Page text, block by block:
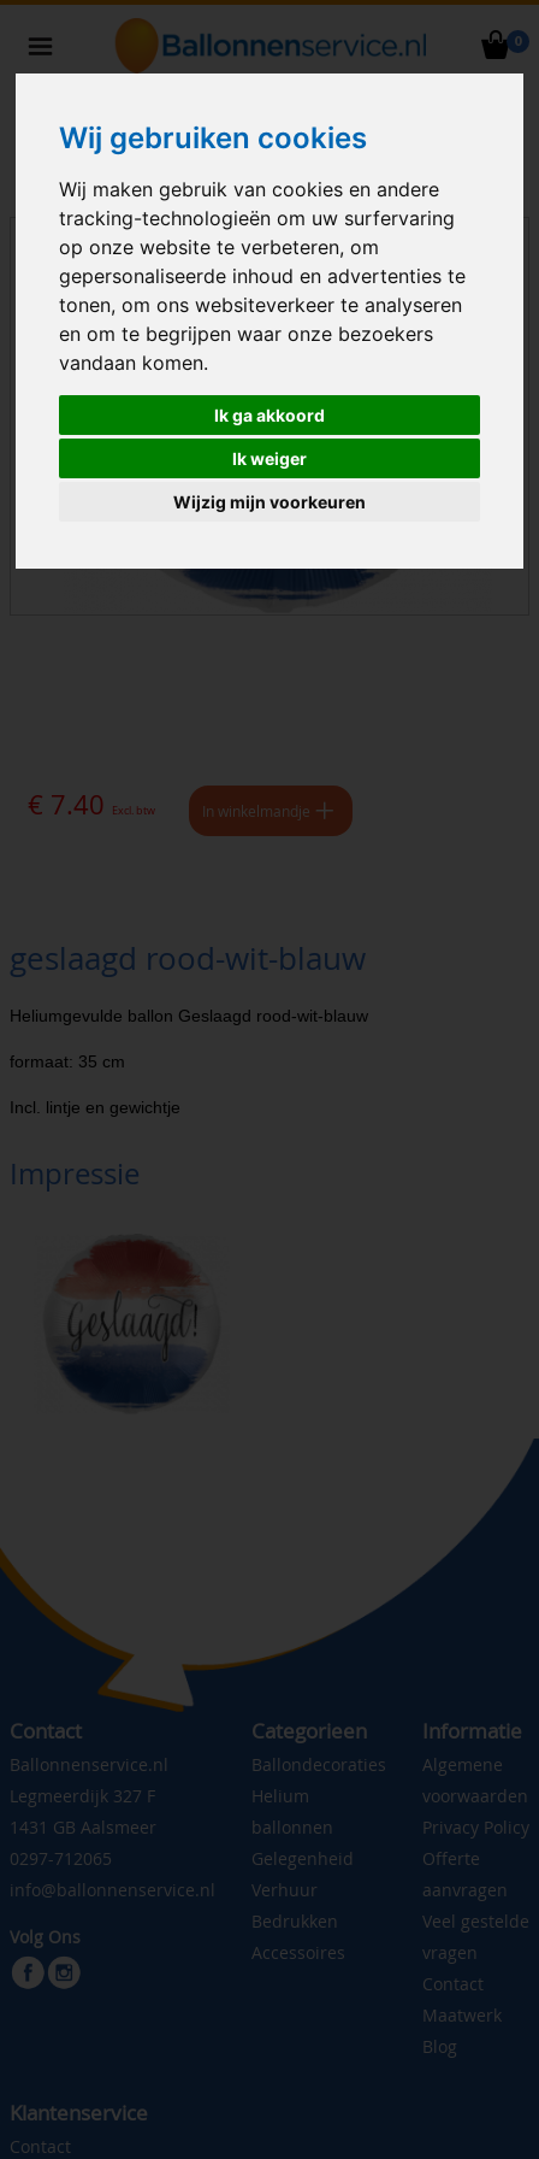
Wij gebruiken cookies
Wij maken gebruik van cookies en andere
tracking-technologieën om uw surfervaring
op onze website te verbeteren, om
gepersonaliseerde inhoud en advertenties te
tonen, om ons websiteverkeer te analyseren
en om te begrijpen waar onze bezoekers
vandaan komen.
Ik ga akkoord
Ik weiger
Wijzig mijn voorkeuren
0
Nederland
€ 7.40 Excl. btw In winkelmandje
geslaagd rood-wit-blauw
Heliumgevulde ballon Geslaagd rood-wit-blauw
formaat: 35 cm
Incl. lintje en gewichtje
Impressie
Contact
Ballonnenservice.nl
Legmeerdijk 327 F
1431 GB Aalsmeer
0297-712065
info@ballonnenservice.nl
Volg Ons
Categorieen
Ballondecoraties
Helium
ballonnen
Gelegenheid
Verhuur
Bedrukken
Accessoires
Informatie
Algemene
voorwaarden
Privacy Policy
Offerte
aanvragen
Veel gestelde
vragen
Contact
Maatwerk
Blog
Klantenservice
Contact